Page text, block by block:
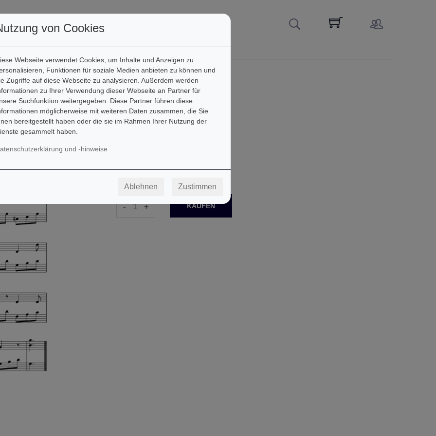
von Cookies
Webseite verwendet Cookies, um Inhalte und Anzeigen zu
Funktionen für soziale Medien anbieten zu können und
Zugriffe auf diese Webseite zu analysieren. Außerdem werden
zu Ihrer Verwendung dieser Webseite an Partner für
Suchfunktion weitergegeben. Diese Partner führen diese
möglicherweise mit weiteren Daten zusammen, die Sie
bereitgestellt haben oder die sie im Rahmen Ihrer Nutzung der
gesammelt haben.
und -hinweise
Ablehnen Zustimmen
Downloads
Giuseppe Verdi
Flieg, Gedanke
1,49 €
- +